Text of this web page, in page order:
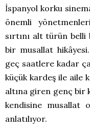
İspanyol korku
önemli
sırtını alt türün belli
bir musallat
geç saatlere kadar
küçük kardeş ile aile
altına giren genç bir
kendisine musallat
anlatılıyor.